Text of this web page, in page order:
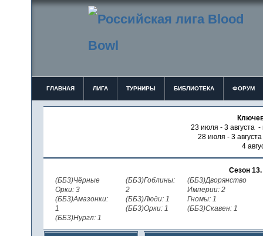
ГЛАВНАЯ ЛИГА ТУРНИРЫ БИБЛИОТЕКА ФОРУМ
23 июля - 3 августа -
28 июля - 3
4
Сезон 13.
(ББ3)Чёрные
Орки: 3
(ББ3)Амазонки:
1
(ББ3)Нургл: 1
(ББ3)Гоблины:
2
(ББ3)Люди: 1
(ББ3)Орки: 1
(ББ3)Дворянство
Империи: 2
Гномы: 1
(ББ3)Скавен: 1